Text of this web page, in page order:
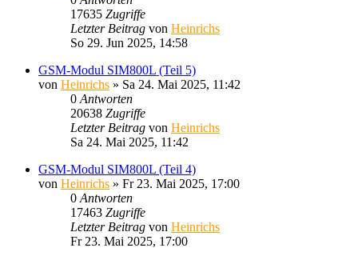
17635 Zugriffe
Letzter Beitrag von Heinrichs
So 29. Jun 2025, 14:58
GSM-Modul SIM800L (Teil 5)
von Heinrichs » Sa 24. Mai 2025, 11:42
0 Antworten
20638 Zugriffe
Letzter Beitrag von Heinrichs
Sa 24. Mai 2025, 11:42
GSM-Modul SIM800L (Teil 4)
von Heinrichs » Fr 23. Mai 2025, 17:00
0 Antworten
17463 Zugriffe
Letzter Beitrag von Heinrichs
Fr 23. Mai 2025, 17:00